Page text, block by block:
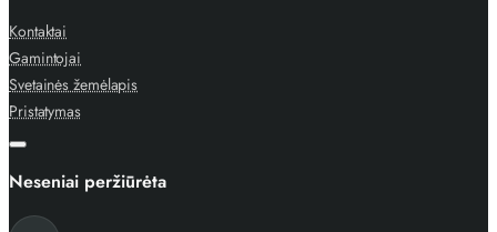
Kontaktai
Gamintojai
Svetainės žemėlapis
Pristatymas
Neseniai peržiūrėta